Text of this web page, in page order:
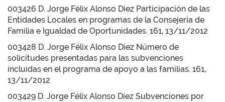
003426 D. Jorge Félix Alonso Díez Participación de las
Entidades Locales en programas de la Consejería de
Familia e Igualdad de Oportunidades. 161, 13/11/2012
003428 D. Jorge Félix Alonso Díez Número de
solicitudes presentadas para las subvenciones
incluidas en el programa de apoyo a las familias. 161,
13/11/2012
003429 D. Jorge Félix Alonso Díez Subvenciones por